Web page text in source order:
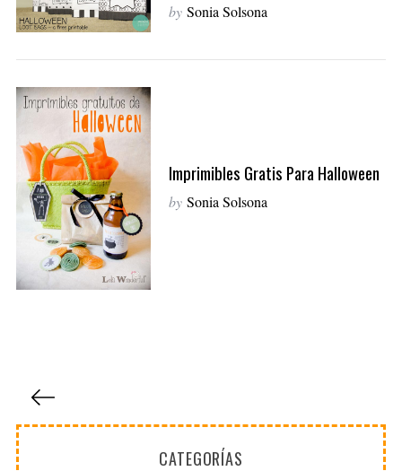
by Sonia Solsona
Imprimibles Gratis Para Halloween
by Sonia Solsona
g
i
CATEGORÍAS